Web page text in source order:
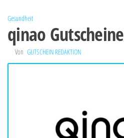
Gesundheit
qinao Gutscheine
Von GUTSCHEIN REDAKTION